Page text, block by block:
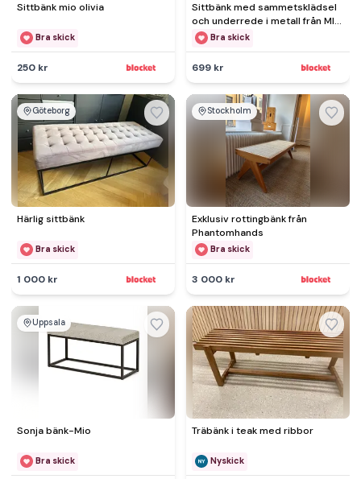
Sittbänk mio olivia
Bra skick
250 kr
Sittbänk med sammetsklädsel
och underrede i metall från MIO
mått:104x36x41
Bra skick
699 kr
Göteborg
Härlig sittbänk
Bra skick
1 000 kr
Stockholm
Exklusiv rottingbänk från
Phantomhands
Bra skick
3 000 kr
Uppsala
Sonja bänk-Mio
Bra skick
Träbänk i teak med ribbor
Nyskick